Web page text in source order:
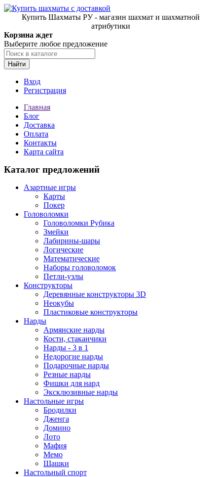
Купить Шахматы РУ - магазин шахмат и шахматной
атрибутики
Корзина ждет
Выберите любое предложение
Найти
Вход
Регистрация
Главная
Блог
Доставка
Оплата
Контакты
Карта сайта
Каталог предложений
Азартные игры
Карты
Покер
Головоломки
Головоломки Рубика
Змейки
Лабирины-шары
Логические
Математические
Наборы головоломок
Петли-узлы
Конструкторы
Деревянные конструкторы 3D
Неокубы
Пластиковые конструкторы
Нарды
Армянские нарды
Кости, стаканчики
Нарды - 3 в 1
Недорогие нарды
Подарочные нарды
Резные нарды
Фишки для нард
Эксклюзивные нарды
Настольные игры
Бродилки
Дженга
Домино
Лото
Мафия
Мемо
Шашки
Настольный спорт